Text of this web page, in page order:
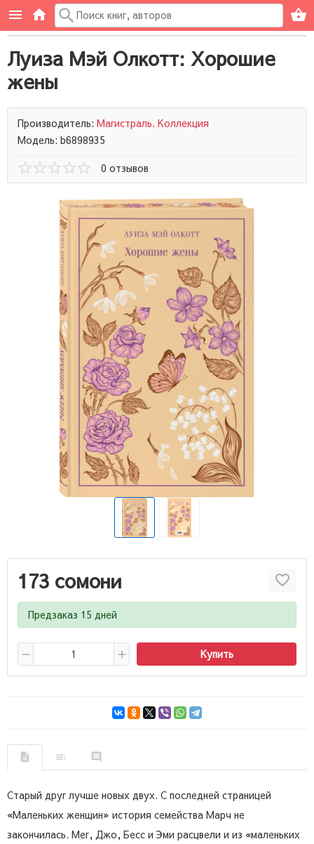
Луиза Мэй Олкотт: Хорошие
жены
Производитель: Магистраль. Коллекция
Модель: b6898935
0 отзывов
173 сомони
Предзаказ 15 дней
Купить
Старый друг лучше новых двух. С последней страницей
«Маленьких женщин» история семейства Марч не
закончилась. Мег, Джо, Бесс и Эми расцвели и из «маленьких